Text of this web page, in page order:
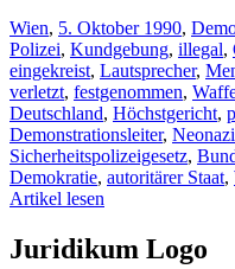
Wien, 5. Oktober 1990,
Polizei, Kundgebung, illegal,
eingekreist, Lautsprecher,
verletzt, festgenommen,
Deutschland, Höchstgericht,
Demonstrationsleiter,
Sicherheitspolizeigesetz,
Demokratie, autoritärer Staat,
Artikel lesen
Juridikum Logo